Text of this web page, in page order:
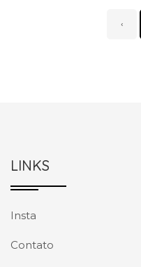
‹
LINKS
Insta
Contato